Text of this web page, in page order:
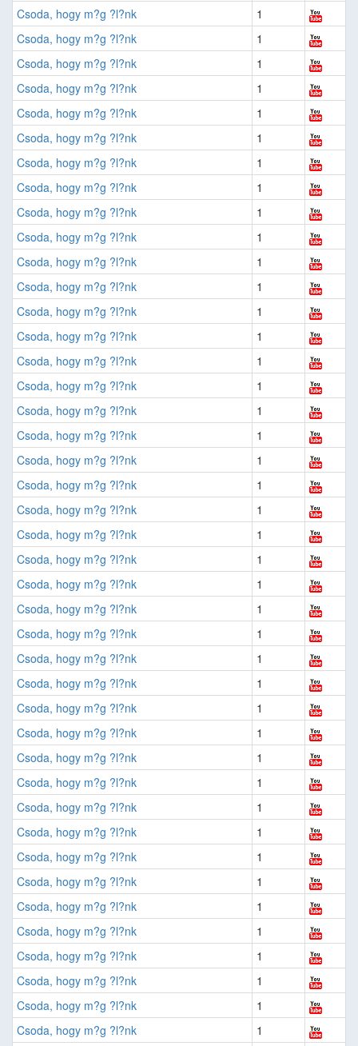
Csoda, hogy m?g ?l?nk
1
Csoda, hogy m?g ?l?nk
1
Csoda, hogy m?g ?l?nk
1
Csoda, hogy m?g ?l?nk
1
Csoda, hogy m?g ?l?nk
1
Csoda, hogy m?g ?l?nk
1
Csoda, hogy m?g ?l?nk
1
Csoda, hogy m?g ?l?nk
1
Csoda, hogy m?g ?l?nk
1
Csoda, hogy m?g ?l?nk
1
Csoda, hogy m?g ?l?nk
1
Csoda, hogy m?g ?l?nk
1
Csoda, hogy m?g ?l?nk
1
Csoda, hogy m?g ?l?nk
1
Csoda, hogy m?g ?l?nk
1
Csoda, hogy m?g ?l?nk
1
Csoda, hogy m?g ?l?nk
1
Csoda, hogy m?g ?l?nk
1
Csoda, hogy m?g ?l?nk
1
Csoda, hogy m?g ?l?nk
1
Csoda, hogy m?g ?l?nk
1
Csoda, hogy m?g ?l?nk
1
Csoda, hogy m?g ?l?nk
1
Csoda, hogy m?g ?l?nk
1
Csoda, hogy m?g ?l?nk
1
Csoda, hogy m?g ?l?nk
1
Csoda, hogy m?g ?l?nk
1
Csoda, hogy m?g ?l?nk
1
Csoda, hogy m?g ?l?nk
1
Csoda, hogy m?g ?l?nk
1
Csoda, hogy m?g ?l?nk
1
Csoda, hogy m?g ?l?nk
1
Csoda, hogy m?g ?l?nk
1
Csoda, hogy m?g ?l?nk
1
Csoda, hogy m?g ?l?nk
1
Csoda, hogy m?g ?l?nk
1
Csoda, hogy m?g ?l?nk
1
Csoda, hogy m?g ?l?nk
1
Csoda, hogy m?g ?l?nk
1
Csoda, hogy m?g ?l?nk
1
Csoda, hogy m?g ?l?nk
1
Csoda, hogy m?g ?l?nk
1